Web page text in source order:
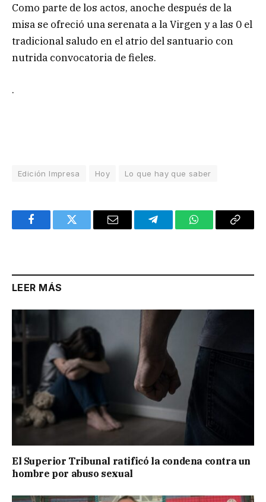
Como parte de los actos, anoche después de la
misa se ofreció una serenata a la Virgen y a las 0 el
tradicional saludo en el atrio del santuario con
nutrida convocatoria de fieles.
.
Edición Impresa Hoy Lo que hay que saber
FacebookTwitter Email TelegramWhatsAppCopy
LEER MÁS
El Superior Tribunal ratificó la condena contra un
hombre por abuso sexual